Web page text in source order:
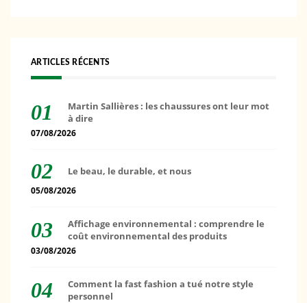
ARTICLES RÉCENTS
Martin Sallières : les chaussures ont leur mot
à dire
07/08/2026
Le beau, le durable, et nous
05/08/2026
Affichage environnemental : comprendre le
coût environnemental des produits
03/08/2026
Comment la fast fashion a tué notre style
personnel